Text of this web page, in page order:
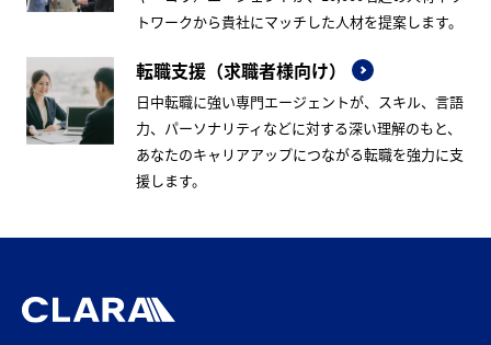
トワークから貴社にマッチした人材を提案します。
転職支援（求職者様向け）
日中転職に強い専門エージェントが、スキル、言語
力、パーソナリティなどに対する深い理解のもと、
あなたのキャリアアップにつながる転職を強力に支
援します。